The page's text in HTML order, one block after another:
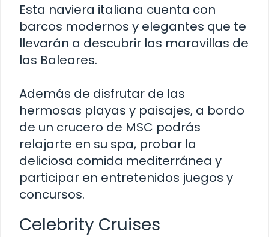
Esta naviera italiana cuenta con
barcos modernos y elegantes que te
llevarán a descubrir las maravillas de
las Baleares.
Además de disfrutar de las
hermosas playas y paisajes, a bordo
de un crucero de MSC podrás
relajarte en su spa, probar la
deliciosa comida mediterránea y
participar en entretenidos juegos y
concursos.
Celebrity Cruises